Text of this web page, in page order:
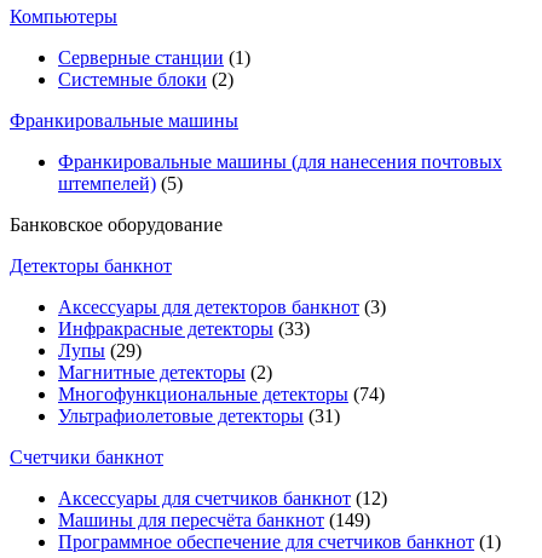
Компьютеры
Серверные станции (1)
Системные блоки (2)
Франкировальные машины
Франкировальные машины (для нанесения почтовых
штемпелей) (5)
Банковское оборудование
Детекторы банкнот
Аксессуары для детекторов банкнот (3)
Инфракрасные детекторы (33)
Лупы (29)
Магнитные детекторы (2)
Многофункциональные детекторы (74)
Ультрафиолетовые детекторы (31)
Счетчики банкнот
Аксессуары для счетчиков банкнот (12)
Машины для пересчёта банкнот (149)
Программное обеспечение для счетчиков банкнот (1)